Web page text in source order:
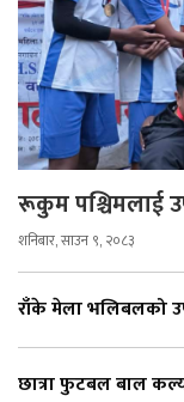
रूकुम पश्चिमलाई
शनिबार, साउन ९, २०८३
राँके मेला भलिबलको
छात्रा फुटबल बाल